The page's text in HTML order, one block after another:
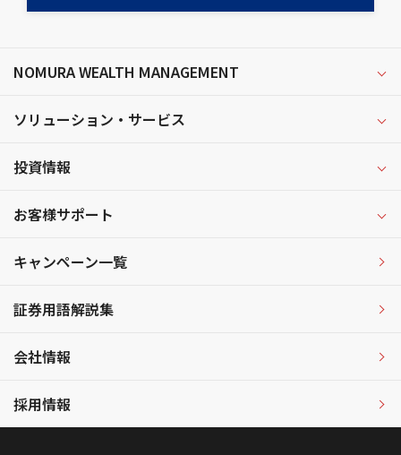
NOMURA WEALTH MANAGEMENT
ソリューション・サービス
投資情報
お客様サポート
キャンペーン一覧
証券用語解説集
会社情報
採用情報